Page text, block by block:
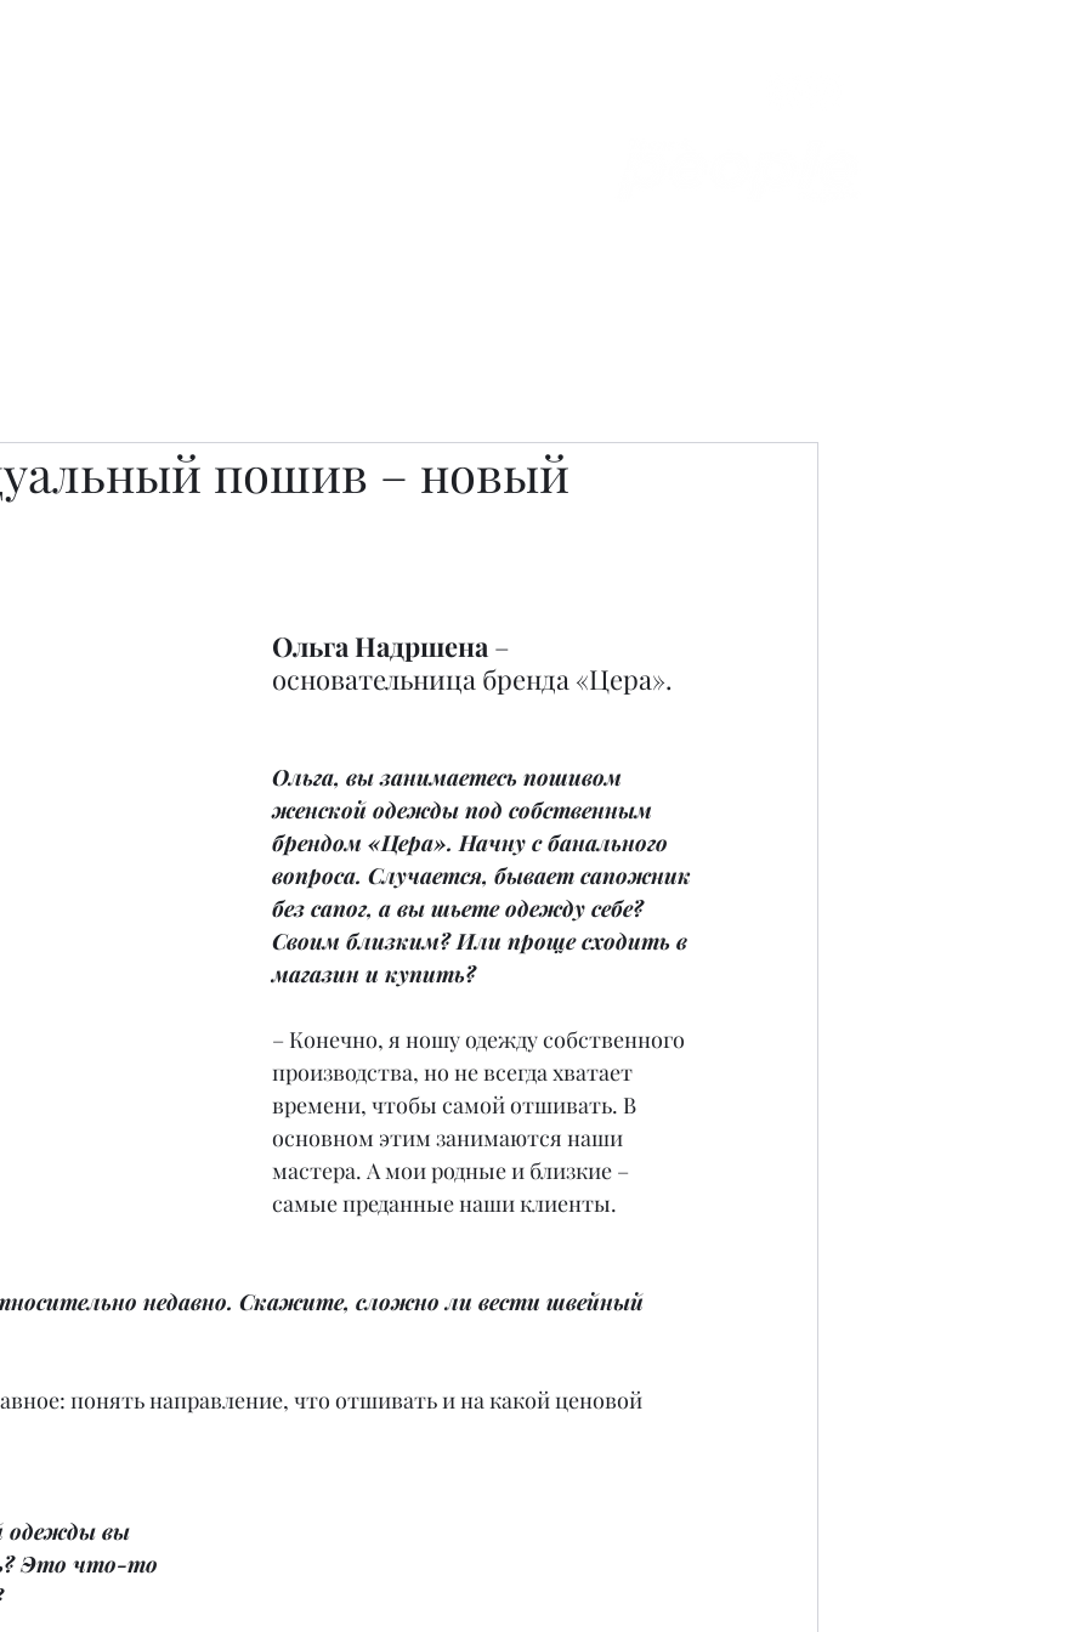
пошив – новый
Ольга Надршена –
основательница бренда «Цера».
Ольга, вы занимаетесь пошивом
женской одежды под собственным
брендом «Цера». Начну с банального
вопроса. Случается, бывает сапожник
без сапог, а вы шьете одежду себе?
Своим близким? Или проще сходить в
магазин и купить?
– Конечно, я ношу одежду собственного
производства, но не всегда хватает
времени, чтобы самой отшивать. В
основном этим занимаются наши
мастера. А мои родные и близкие –
самые преданные наши клиенты.
недавно. Скажите, сложно ли вести швейный
понять направление, что отшивать и на какой ценовой
одежды вы
Это что-то